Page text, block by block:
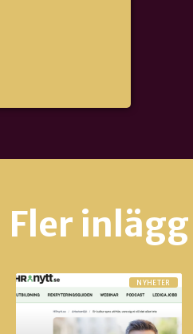
Fler inlägg
NYHETER